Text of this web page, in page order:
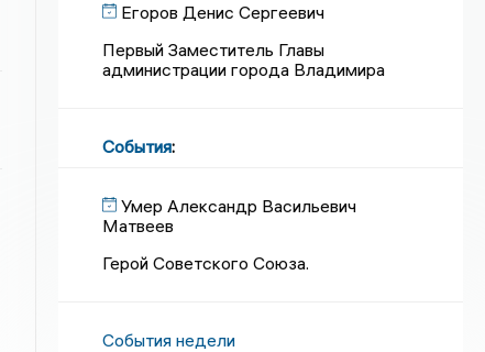
Егоров Денис Сергеевич
Первый Заместитель Главы
администрации города Владимира
События:
Умер Александр Васильевич
Матвеев
Герой Советского Союза.
События недели